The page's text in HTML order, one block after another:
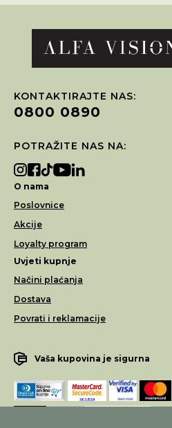
KONTAKTIRAJTE NAS:
0800 0890
POTRAŽITE NAS NA:
O nama
Poslovnice
Akcije
Loyalty program
Uvjeti kupnje
Načini plaćanja
Dostava
Povrati i reklamacije
Vaša kupovina je sigurna